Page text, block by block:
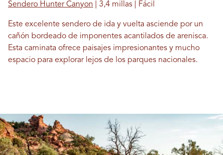
Sendero Hunter Canyon | 3,4 millas | Fácil
Este excelente sendero de ida y vuelta asciende por un
cañón bordeado de imponentes acantilados de arenisca.
Esta caminata ofrece paisajes impresionantes y mucho
espacio para explorar lejos de los parques nacionales.